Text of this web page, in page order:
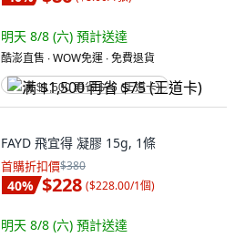
明天 8/8 (六) 預計送達
酷澎直售 ∙ WOW免運 ∙ 免費退貨
满 $1,500 再省 $75 (王道卡)
FAYD 飛宜得 凝膠 15g, 1條
首購折扣價$380
40% $228 ($228.00/1個)
明天 8/8 (六) 預計送達